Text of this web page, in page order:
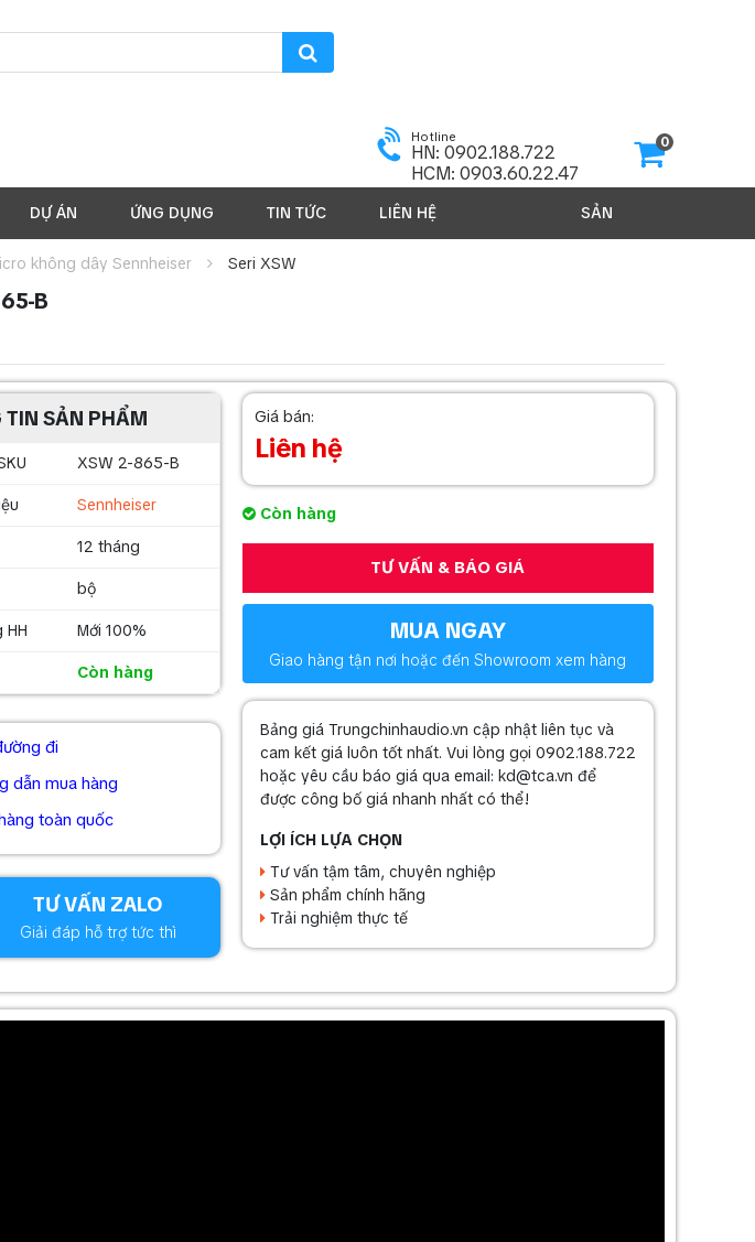
Hotline
HN: 0902.188.722
HCM: 0903.60.22.47
0
DỰ ÁN ỨNG DỤNG TIN TỨC LIÊN HỆ SẢN PHẨM 2026
không dây Sennheiser Seri XSW
B
TIN SẢN PHẨM
XSW 2-865-B
Sennheiser
12 tháng
bộ
HH Mới 100%
Còn hàng
đi
dẫn mua hàng
toàn quốc
TƯ VẤN ZALO
Giải đáp hỗ trợ tức thì
Giá bán:
Liên hệ
Còn hàng
TƯ VẤN & BÁO GIÁ
MUA NGAY
Giao hàng tận nơi hoặc đến Showroom xem hàng
Bảng giá Trungchinhaudio.vn cập nhật liên tục và
cam kết giá luôn tốt nhất. Vui lòng gọi 0902.188.722
hoặc yêu cầu báo giá qua email: kd@tca.vn để
được công bố giá nhanh nhất có thể!
LỢI ÍCH LỰA CHỌN
Tư vấn tậm tâm, chuyên nghiệp
Sản phẩm chính hãng
Trải nghiệm thực tế